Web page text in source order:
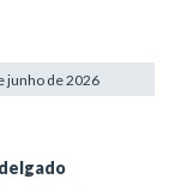
junho de 2026